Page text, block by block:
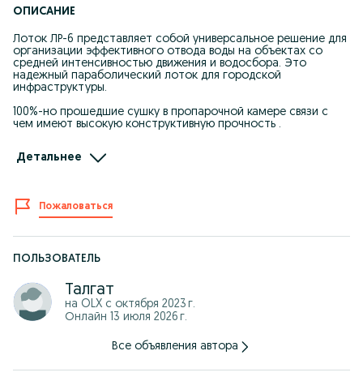
ОПИСАНИЕ
Лоток ЛР-6 представляет собой универсальное решение для
организации эффективного отвода воды на объектах со
средней интенсивностью движения и водосбора. Это
надежный параболический лоток для городской
инфраструктуры.
100%-но прошедшие сушку в пропарочной камере связи с
чем имеют высокую конструктивную прочность .
Длина 6110 мм
Высота 755 мм
Объем бетона 0.568 м³
Ориентировочная пропускная способность Повышенная
Применение Для мелиоративного строительства и сетей
Детальнее
Пожаловаться
ПОЛЬЗОВАТЕЛЬ
Талгат
на OLX с октября 2023 г.
Онлайн 13 июля 2026 г.
Все объявления автора